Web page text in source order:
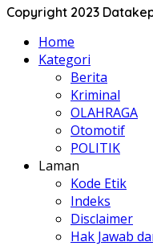
Copyright 2023
Home
Kategori
Berita
Kriminal
OLAHRAGA
Otomotif
POLITIK
Laman
Kode Etik
Indeks
Disclaimer
Hak Jawab